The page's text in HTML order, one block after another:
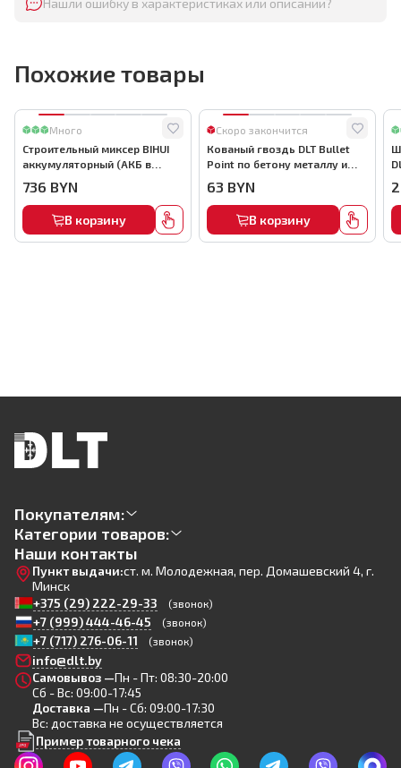
Похожие товары
Много
Строительный миксер BIHUI
аккумуляторный (АКБ в
736 BYN
В корзину
Скоро закончится
Кованый гвоздь DLT Bullet
Point по бетону металлу и
арт.0116
63 BYN
В корзину
Покупателям:
Категории товаров:
Наши контакты
Пункт выдачи:ст. м. Молодежная, пер. Домашевский 4, г.
Минск
+375 (29) 222-29-33
(звонок)
+7 (999) 444-46-45 (звонок)
+7 (717) 276-06-11 (звонок)
info@dlt.by
Самовывоз —Пн - Пт: 08:30-20:00
Сб - Вс: 09:00-17:45
Доставка —Пн - Сб: 09:00-17:30
Вс: доставка не осуществляется
Пример товарного чека